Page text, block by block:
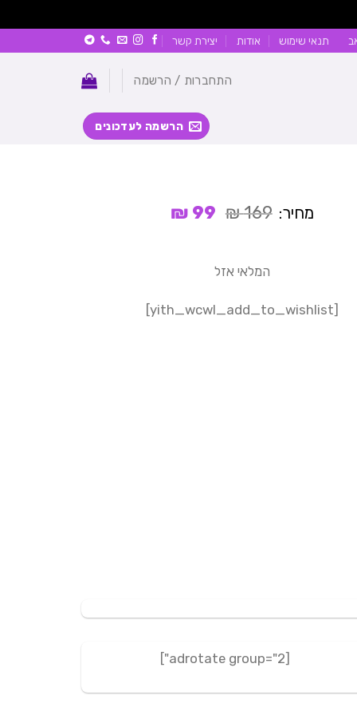
תנאי שימוש אודות יצירת קשר
התחברות / הרשמה
הרשמה לעדכונים
מחיר: 169
₪
המחיר99
₪
המלאי אזל
[yith_wcwl_add_to_wishlist]
[adrotate group="2"]